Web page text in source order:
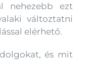
nehezebb ezt
változtatni
elérhető.
és mit